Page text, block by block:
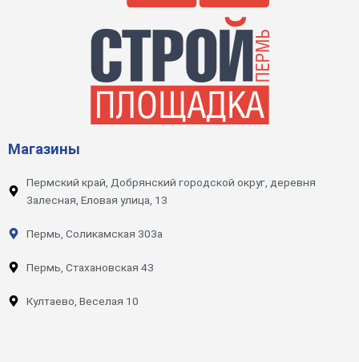
Магазины
Пермский край, Добрянский городской округ, деревня
Залесная, Еловая улица, 13
Пермь, Соликамская 303а
Пермь, Стахановская 43
Култаево, Веселая 10